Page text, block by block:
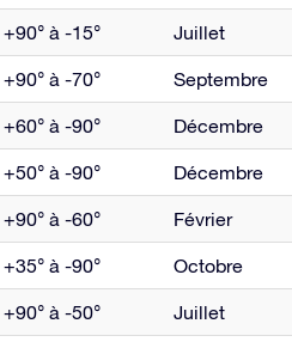
+90° à -15° Juillet
+90° à -70° Septembre
+60° à -90° Décembre
+50° à -90° Décembre
+90° à -60° Février
+35° à -90° Octobre
+90° à -50° Juillet